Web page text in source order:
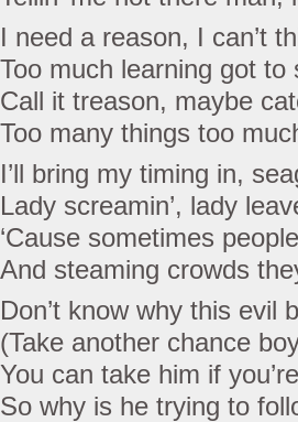
I need a reason, I can’t
Too much learning got to
Call it treason, maybe
Too many things too
I’ll bring my timing in,
Lady screamin’, lady
‘Cause sometimes
And steaming crowds
Don’t know why this evil
(Take another chance
You can take him if
So why is he trying to